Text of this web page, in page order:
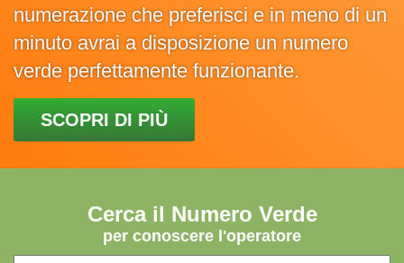
numerazione che preferisci e in meno di un
minuto avrai a disposizione un numero
verde perfettamente funzionante.
SCOPRI DI PIÙ
Cerca il Numero Verde
per conoscere l'operatore